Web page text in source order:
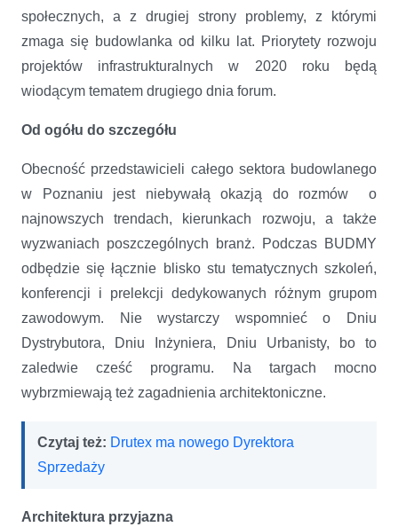
społecznych, a z drugiej strony problemy, z którymi
zmaga się budowlanka od kilku lat. Priorytety rozwoju
projektów infrastrukturalnych w 2020 roku będą
wiodącym tematem drugiego dnia forum.
Od ogółu do szczegółu
Obecność przedstawicieli całego sektora budowlanego
w Poznaniu jest niebywałą okazją do rozmów o
najnowszych trendach, kierunkach rozwoju, a także
wyzwaniach poszczególnych branż. Podczas BUDMY
odbędzie się łącznie blisko stu tematycznych szkoleń,
konferencji i prelekcji dedykowanych różnym grupom
zawodowym. Nie wystarczy wspomnieć o Dniu
Dystrybutora, Dniu Inżyniera, Dniu Urbanisty, bo to
zaledwie cześć programu. Na targach mocno
wybrzmiewają też zagadnienia architektoniczne.
Czytaj też: Drutex ma nowego Dyrektora
Sprzedaży
Architektura przyjazna